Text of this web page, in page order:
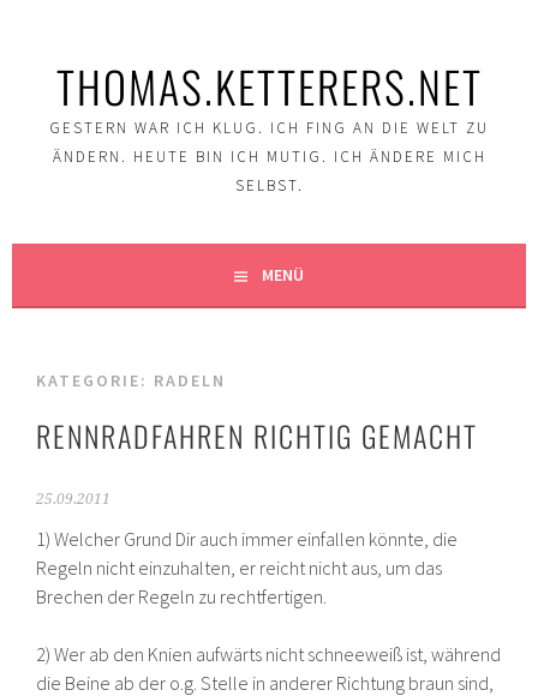
THOMAS.KETTERERS.NET
GESTERN WAR ICH KLUG. ICH FING AN DIE WELT ZU
ÄNDERN. HEUTE BIN ICH MUTIG. ICH ÄNDERE MICH
SELBST.
MENÜ
KATEGORIE: RADELN
RENNRADFAHREN RICHTIG GEMACHT
25.09.2011
1) Welcher Grund Dir auch immer einfallen könnte, die
Regeln nicht einzuhalten, er reicht nicht aus, um das
Brechen der Regeln zu rechtfertigen.
2) Wer ab den Knien aufwärts nicht schneeweiß ist, während
die Beine ab der o.g. Stelle in anderer Richtung braun sind,